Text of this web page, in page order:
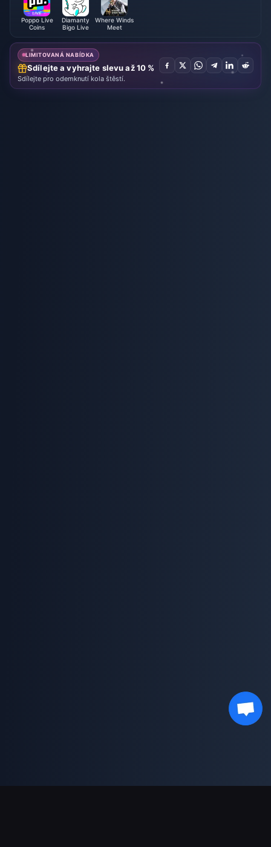
Poppo Live
Coins
Diamanty
Bigo Live
Where Winds
Meet
LIMITOVANÁ NABÍDKA
Sdílejte a vyhrajte slevu až 10 %
Sdílejte pro odemknutí kola štěstí.